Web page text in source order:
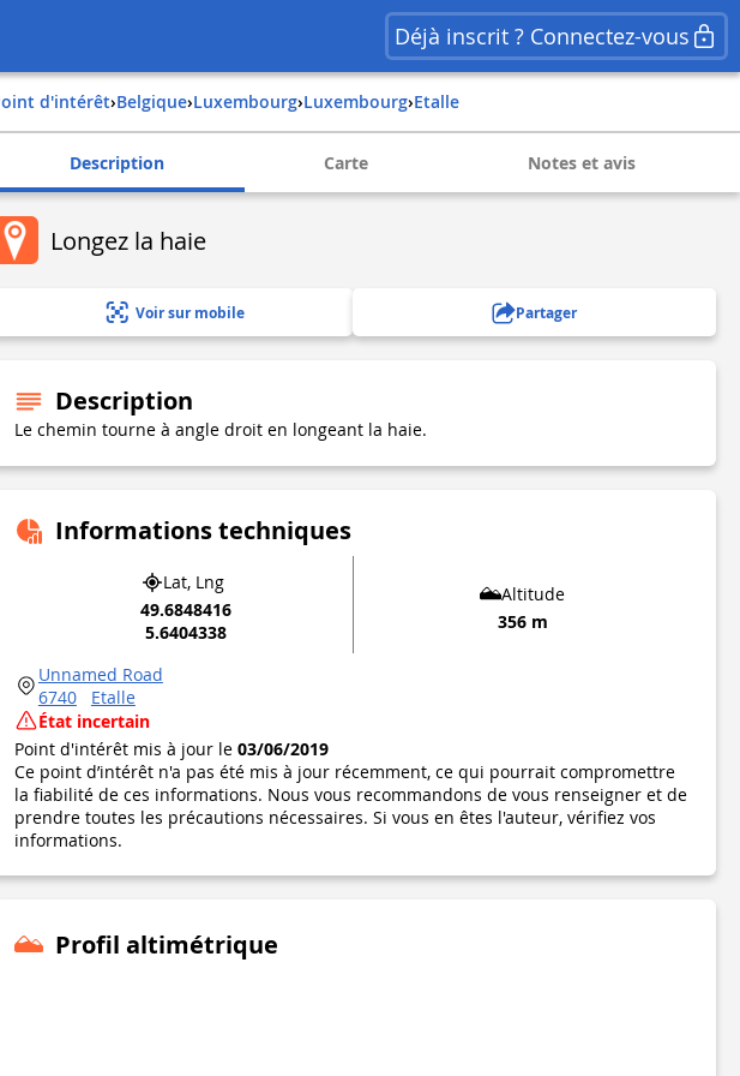
Déjà inscrit ? Connectez-vous
Point d'intérêt› belgique› luxembourg› luxembourg› etalle
Description Carte Notes et avis
Longez la haie
Voir sur mobile Partager
Description
Le chemin tourne à angle droit en longeant la haie.
Informations techniques
Lat, Lng
49.6848416
5.6404338
Altitude
356 m
Unnamed Road
6740
Etalle
État incertain
Point d'intérêt mis à jour le 03/06/2019
Ce point d’intérêt n'a pas été mis à jour récemment, ce qui pourrait compromettre
la fiabilité de ces informations. Nous vous recommandons de vous renseigner et de
prendre toutes les précautions nécessaires. Si vous en êtes l'auteur, vérifiez vos
informations.
Profil altimétrique